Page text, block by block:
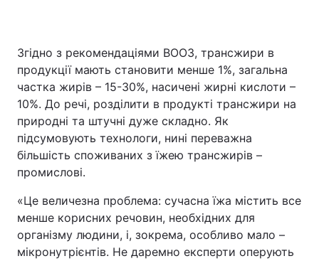
Згідно з рекомендаціями ВООЗ, трансжири в
продукції мають становити менше 1%, загальна
частка жирів – 15-30%, насичені жирні кислоти –
10%. До речі, розділити в продукті трансжири на
природні та штучні дуже складно. Як
підсумовують технологи, нині переважна
більшість споживаних з їжею трансжирів –
промислові.
«Це величезна проблема: сучасна їжа містить все
менше корисних речовин, необхідних для
організму людини, і, зокрема, особливо мало –
мікронутрієнтів. Не даремно експерти оперують